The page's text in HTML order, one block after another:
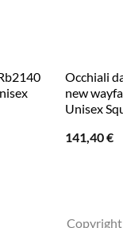
Occhiali
new
Unisex
141,40€